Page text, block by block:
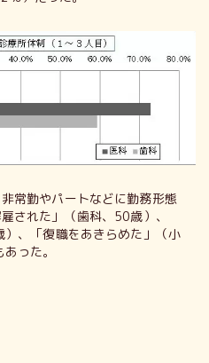
常勤やパートなどに勤務形態
された」（歯科、50歳）、
）、「復職をあきらめた」（小
った。